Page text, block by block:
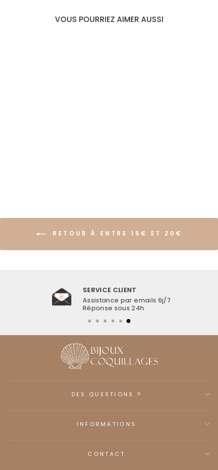
VOUS POURRIEZ AIMER AUSSI
RETOUR À ENTRE 15€ ET 20€
SERVICE CLIENT
Assistance par emails 6j/7
Réponse sous 24h
DES QUESTIONS ?
INFORMATIONS
CONTACT